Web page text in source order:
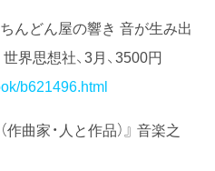
んどん屋の響き 音が生み出
界思想社、3月、3500円
b621496.html
曲家・人と作品）』 音楽之